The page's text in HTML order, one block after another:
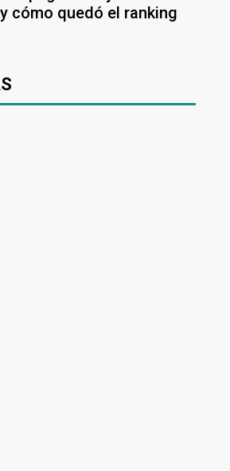
cómo quedó el ranking